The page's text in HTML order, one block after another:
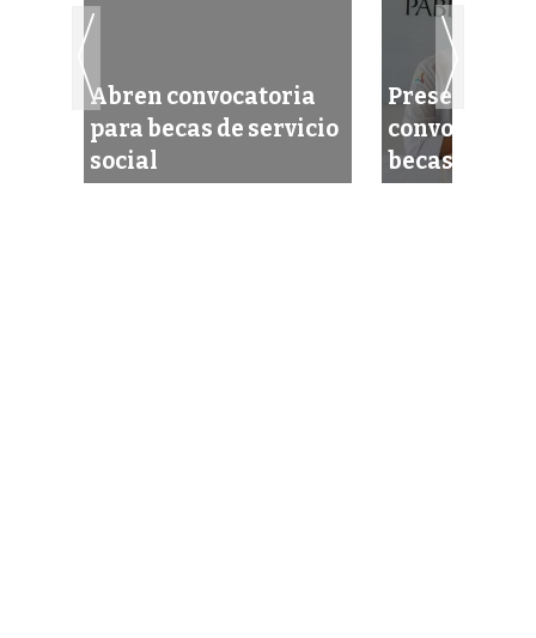
Abren convocatoria
para becas de servicio
social
Presentan
becas en el